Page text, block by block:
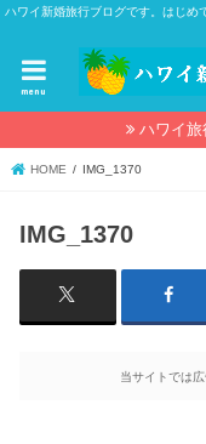
ハワイ新婚旅行ブログです。はじめ
menu
ハワイ旅
HOME IMG_1370
IMG_1370
当サイトでは